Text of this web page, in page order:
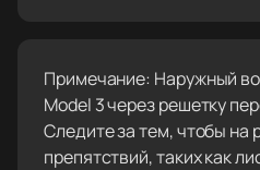
Примечание: Наружный
Model 3 через решетку
Следите за тем, чтобы на
препятствий, таких как